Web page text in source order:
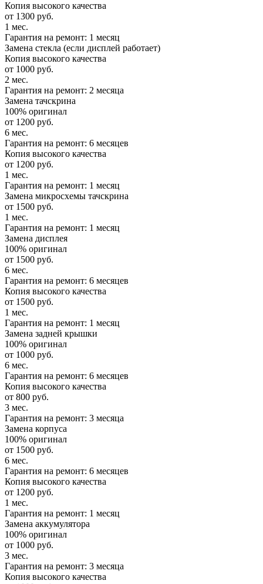
Копия высокого качества
от 1300 руб.
1 мес.
Гарантия на ремонт: 1 месяц
Замена стекла (если дисплей работает)
Копия высокого качества
от 1000 руб.
2 мес.
Гарантия на ремонт: 2 месяца
Замена тачскрина
100% оригинал
от 1200 руб.
6 мес.
Гарантия на ремонт: 6 месяцев
Копия высокого качества
от 1200 руб.
1 мес.
Гарантия на ремонт: 1 месяц
Замена микросхемы тачскрина
от 1500 руб.
1 мес.
Гарантия на ремонт: 1 месяц
Замена дисплея
100% оригинал
от 1500 руб.
6 мес.
Гарантия на ремонт: 6 месяцев
Копия высокого качества
от 1500 руб.
1 мес.
Гарантия на ремонт: 1 месяц
Замена задней крышки
100% оригинал
от 1000 руб.
6 мес.
Гарантия на ремонт: 6 месяцев
Копия высокого качества
от 800 руб.
3 мес.
Гарантия на ремонт: 3 месяца
Замена корпуса
100% оригинал
от 1500 руб.
6 мес.
Гарантия на ремонт: 6 месяцев
Копия высокого качества
от 1200 руб.
1 мес.
Гарантия на ремонт: 1 месяц
Замена аккумулятора
100% оригинал
от 1000 руб.
3 мес.
Гарантия на ремонт: 3 месяца
Копия высокого качества